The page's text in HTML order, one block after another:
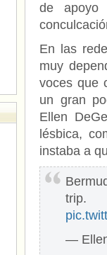
de apoyo
En las
muy
voces que
un gran
Ellen
lésbica,
instaba a
—